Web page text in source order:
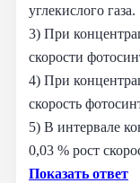
углекислого газа.
3) При
скорости
4) При
скорость
5) В интервале
0,03 % рост
Показать ответ